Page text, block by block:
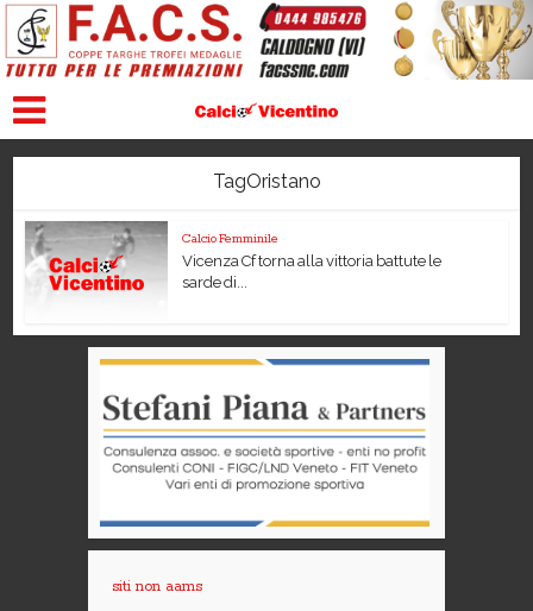
TagOristano
Calcio Femminile
Vicenza Cf torna alla vittoria battute le
sarde di...
siti non aams